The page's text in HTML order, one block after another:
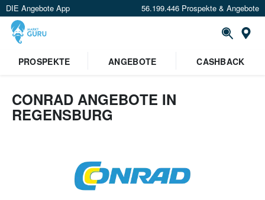
DIE Angebote App 56.199.446 Prospekte & Angebote
PROSPEKTE
ANGEBOTE CASHBACK
CONRAD ANGEBOTE IN
REGENSBURG